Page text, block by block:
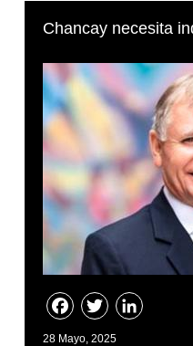
Chancay necesita
Facebook
Twitter
28 Mayo, 2025